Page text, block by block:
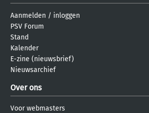
Aanmelden / inloggen
PSV Forum
Stand
Kalender
E-zine (nieuwsbrief)
Nieuwsarchief
Over ons
Voor webmasters